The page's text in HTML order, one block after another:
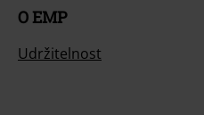
O EMP
Udržitelnost